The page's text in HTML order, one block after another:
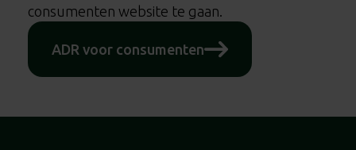
consumenten website te gaan.
ADR voor consumenten